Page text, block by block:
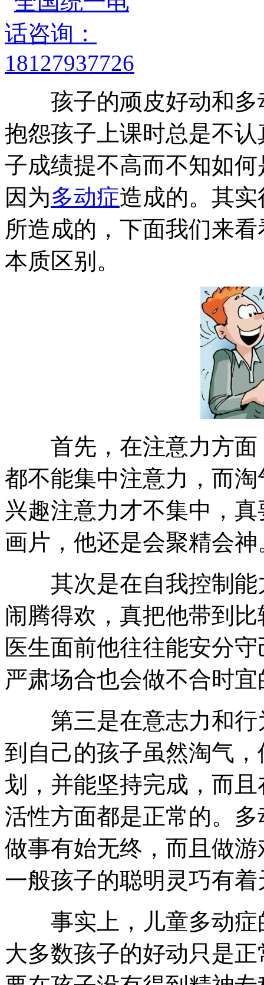
孩子的顽皮好动和多
抱怨孩子上课时总是不
子成绩提不高而不知如
因为多动症造成的。其
所造成的，下面我们来
本质区别。
首先，在注意力方面
都不能集中注意力，而
兴趣注意力才不集中，
画片，他还是会聚精会神
其次是在自我控制能
闹腾得欢，真把他带到
医生面前他往往能安分
严肃场合也会做不合时
第三是在意志力和行
到自己的孩子虽然淘气
划，并能坚持完成，而
活性方面都是正常的。
做事有始无终，而且做
一般孩子的聪明灵巧有
事实上，儿童多动症
大多数孩子的好动只是